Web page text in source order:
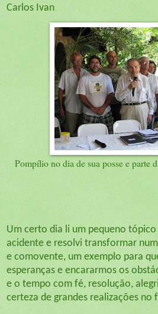
Carlos Ivan
Pompílio no dia de sua posse e parte
É
Um certo dia li um pequeno
acidente e resolvi transformar
e comovente, um exemplo para
esperanças e encararmos os
e o tempo com fé, resolução,
certeza de grandes realizações no